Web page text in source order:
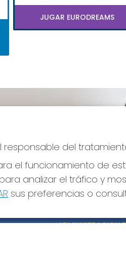
JUGAR EURODREAMS
ADMINISTRACION
responsable del
el funcionamiento de
analizar el tráfico y
sus preferencias o